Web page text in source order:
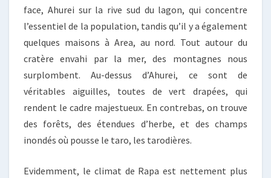
face, Ahurei sur la rive sud du lagon, qui concentre
l’essentiel de la population, tandis qu’il y a également
quelques maisons à Area, au nord. Tout autour du
cratère envahi par la mer, des montagnes nous
surplombent. Au-dessus d’Ahurei, ce sont de
véritables aiguilles, toutes de vert drapées, qui
rendent le cadre majestueux. En contrebas, on trouve
des forêts, des étendues d’herbe, et des champs
inondés où pousse le taro, les tarodières.
Evidemment, le climat de Rapa est nettement plus